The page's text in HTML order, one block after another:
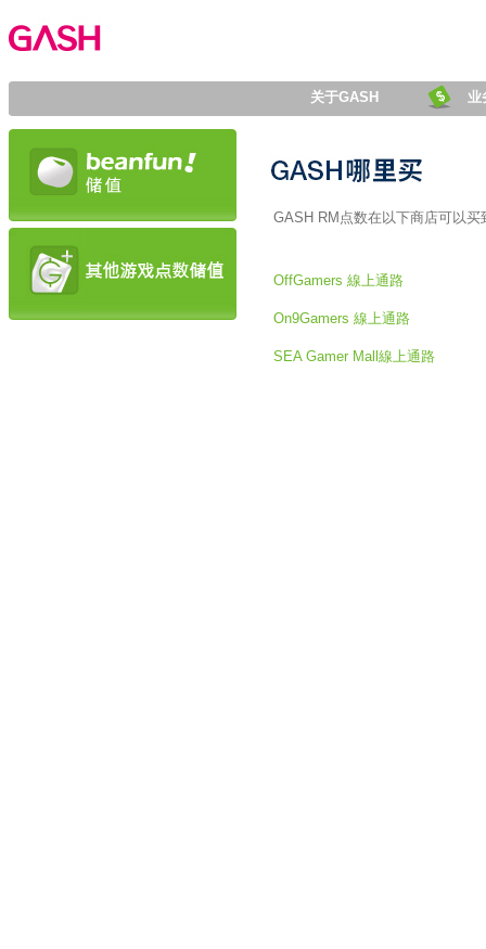
关于GASH 业
GASH RM点数在以下商店可以买
OffGamers 線上通路
On9Gamers 線上通路
SEA Gamer Mall線上通路